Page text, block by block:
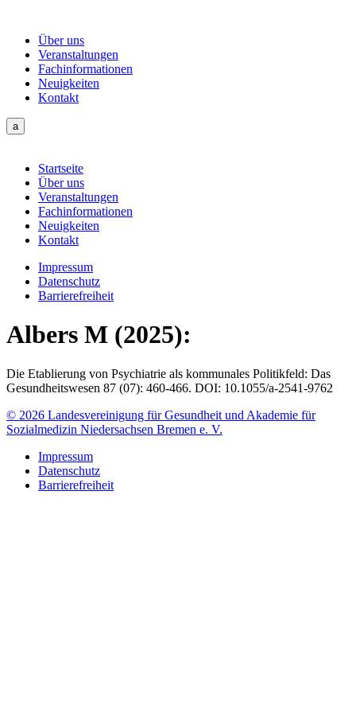
Über uns
Veranstaltungen
Fachinformationen
Neuigkeiten
Kontakt
a
Startseite
Über uns
Veranstaltungen
Fachinformationen
Neuigkeiten
Kontakt
Impressum
Datenschutz
Barrierefreiheit
Albers M (2025):
Die Etablierung von Psychiatrie als kommunales Politikfeld: Das
Gesundheitswesen 87 (07): 460-466. DOI: 10.1055/a-2541-9762
© 2026 Landesvereinigung für Gesundheit und Akademie für
Sozialmedizin Niedersachsen Bremen e. V.
Impressum
Datenschutz
Barrierefreiheit